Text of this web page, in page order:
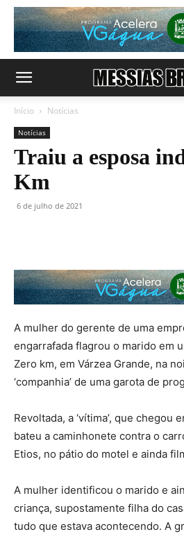
Início Notícias
Notícias
Traiu a esposa
Km
6 de julho de 2021
A mulher do gerente de uma
engarrafada flagrou o marido em
Zero km, em Várzea Grande, na
‘companhia’ de uma garota de
Revoltada, a ‘vítima’, que chegou
bateu a caminhonete contra o
Etios, no pátio do motel e ainda
A mulher identificou o marido e
criança, supostamente filha do
tudo que estava acontecendo. A